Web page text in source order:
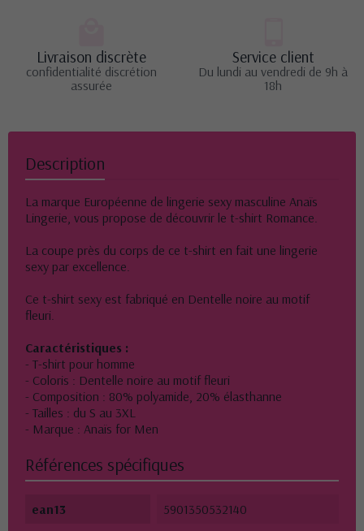
Livraison discrète
confidentialité discrétion
assurée
Service client
Du lundi au vendredi de 9h à
18h
Description
La marque Européenne de lingerie sexy masculine Anaïs
Lingerie, vous propose de découvrir le t-shirt Romance.
La coupe près du corps de ce t-shirt en fait une lingerie
sexy par excellence.
Ce t-shirt sexy est fabriqué en Dentelle noire au motif
fleuri.
Caractéristiques :
- T-shirt pour homme
- Coloris : Dentelle noire au motif fleuri
- Composition : 80% polyamide, 20% élasthanne
- Tailles : du S au 3XL
- Marque : Anaïs for Men
Références spécifiques
ean13 5901350532140